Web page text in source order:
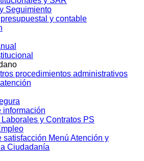
Seguimiento
presupuestal y contable
procedimientos administrativos
información
y Contratos PS
satisfacción Menú Atención y
Ciudadanía